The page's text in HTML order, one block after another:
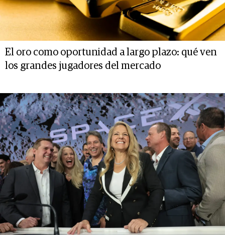
El oro como oportunidad a largo plazo: qué ven
los grandes jugadores del mercado